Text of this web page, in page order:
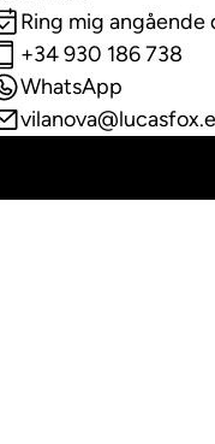
Ring mig
+34 930 186 738
WhatsApp